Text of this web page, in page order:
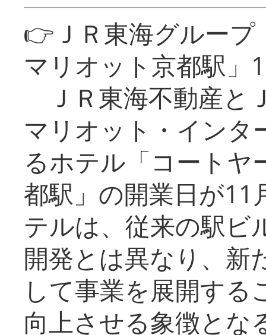
👉ＪＲ東海グルー
マリオット京都駅」
ＪＲ東海不動産と
マリオット・インタ
るホテル「コートヤ
都駅」の開業日が11
テルは、従来の駅ビ
開発とは異なり、新
して事業を展開する
向上させる象徴とな